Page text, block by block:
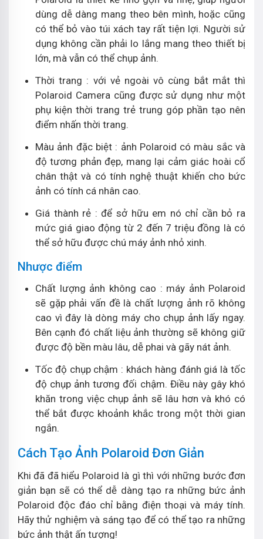
dùng dễ dàng mang theo bên mình, hoặc cũng
có thể bỏ vào túi xách tay rất tiện lợi. Người sử
dụng không cần phải lo lắng mang theo thiết bị
lớn, mà vẫn có thể chụp ảnh.
Thời trang : với vẻ ngoài vô cùng bắt mắt thì
Polaroid Camera cũng được sử dụng như một
phụ kiện thời trang trẻ trung góp phần tạo nên
điểm nhấn thời trang.
Màu ảnh đặc biệt : ảnh Polaroid có màu sắc và
độ tương phản đẹp, mang lại cảm giác hoài cổ
chân thật và có tính nghệ thuật khiến cho bức
ảnh có tính cá nhân cao.
Giá thành rẻ : để sở hữu em nó chỉ cần bỏ ra
mức giá giao động từ 2 đến 7 triệu đồng là có
thể sở hữu được chú máy ảnh nhỏ xinh.
Nhược điểm
Chất lượng ảnh không cao : máy ảnh Polaroid
sẽ gặp phải vấn đề là chất lượng ảnh rõ không
cao vì đây là dòng máy cho chụp ảnh lấy ngay.
Bên cạnh đó chất liệu ảnh thường sẽ không giữ
được độ bền màu lâu, dễ phai và gãy nát ảnh.
Tốc độ chụp chậm : khách hàng đánh giá là tốc
độ chụp ảnh tương đối chậm. Điều này gây khó
khăn trong việc chụp ảnh sẽ lâu hơn và khó có
thể bắt được khoảnh khắc trong một thời gian
ngắn.
Cách Tạo Ảnh Polaroid Đơn Giản
Khi đã đã hiểu Polaroid là gì thì với những bước đơn
giản bạn sẽ có thể dễ dàng tạo ra những bức ảnh
Polaroid độc đáo chỉ bằng điện thoại và máy tính.
Hãy thử nghiệm và sáng tạo để có thể tạo ra những
bức ảnh thật ấn tượng!